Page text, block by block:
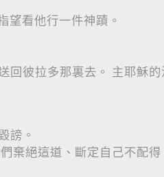
望看他行一件神蹟。
彼拉多那裏去。 主耶穌
謗。
棄絕這道、斷定自己不配得